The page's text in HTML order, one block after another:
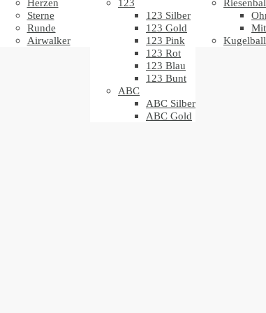
Herzen
Sterne
Runde
Airwalker
123
123 Silber
123 Gold
123 Pink
123 Rot
123 Blau
123 Bunt
ABC
ABC Silber
ABC Gold